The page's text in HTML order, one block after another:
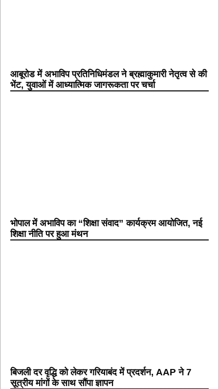
आबूरोड में अभाविप प्रतिनिधिमंडल ने ब्रह्माकुमारी नेतृत्व से की
भेंट, युवाओं में आध्यात्मिक जागरूकता पर चर्चा
भोपाल में अभाविप का “शिक्षा संवाद” कार्यक्रम आयोजित, नई
शिक्षा नीति पर हुआ मंथन
बिजली दर वृद्धि को लेकर गरियाबंद में प्रदर्शन, AAP ने 7
सूत्रीय मांगों के साथ सौंपा ज्ञापन